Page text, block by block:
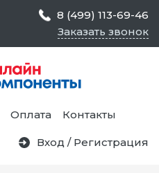
8 (499) 113-69-46
Заказать звонок
Оплата Контакты
Вход / Регистрация